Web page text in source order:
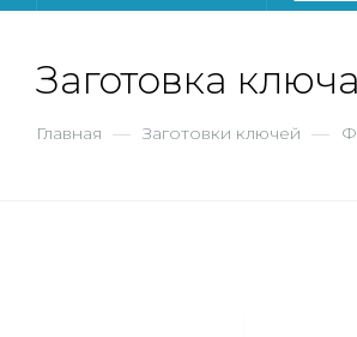
Заготовка
Главная — Заготовки ключей —